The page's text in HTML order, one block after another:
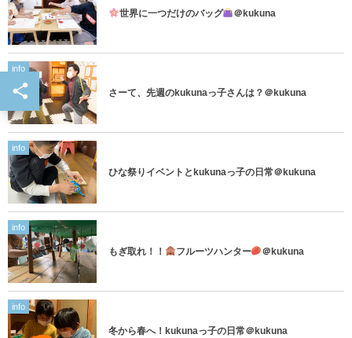
世界に一つだけのバッグ ＠kukuna
info
さーて、先週のkukunaっ子さんは？＠kukuna
info
ひな祭りイベントとkukunaっ子の日常＠kukuna
info
もぎ取れ！！ フルーツハンター ＠kukuna
info
冬から春へ！kukunaっ子の日常＠kukuna